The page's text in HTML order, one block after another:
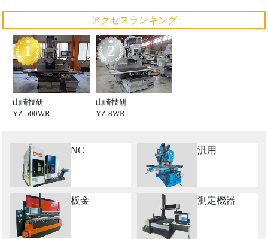
アクセスランキング
山崎技研
YZ-500WR
山崎技研
YZ-8WR
NC 汎用
板金 測定機器